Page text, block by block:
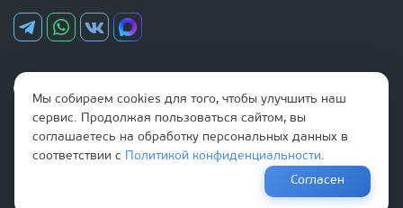
Ежедневно
с 9:00 до 20:00
Мы собираем cookies для того, чтобы улучшить наш
сервис. Продолжая пользоваться сайтом, вы
соглашаетесь на обработку персональных данных в
соответствии с
Политикой конфиденциальности.
Согласен